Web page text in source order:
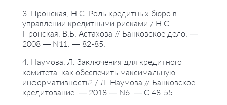
3. Пронская, Н.С. Роль кредитных бюро в
управлении кредитными рисками / Н.С.
Пронская, В.Б. Астахова // Банковское дело. —
2008 — N11. — 82-85.
4. Наумова, Л. Заключения для кредитного
комитета: как обеспечить максимальную
информативность? / Л. Наумова // Банковское
кредитование. — 2018 — N6. — С.48-55.